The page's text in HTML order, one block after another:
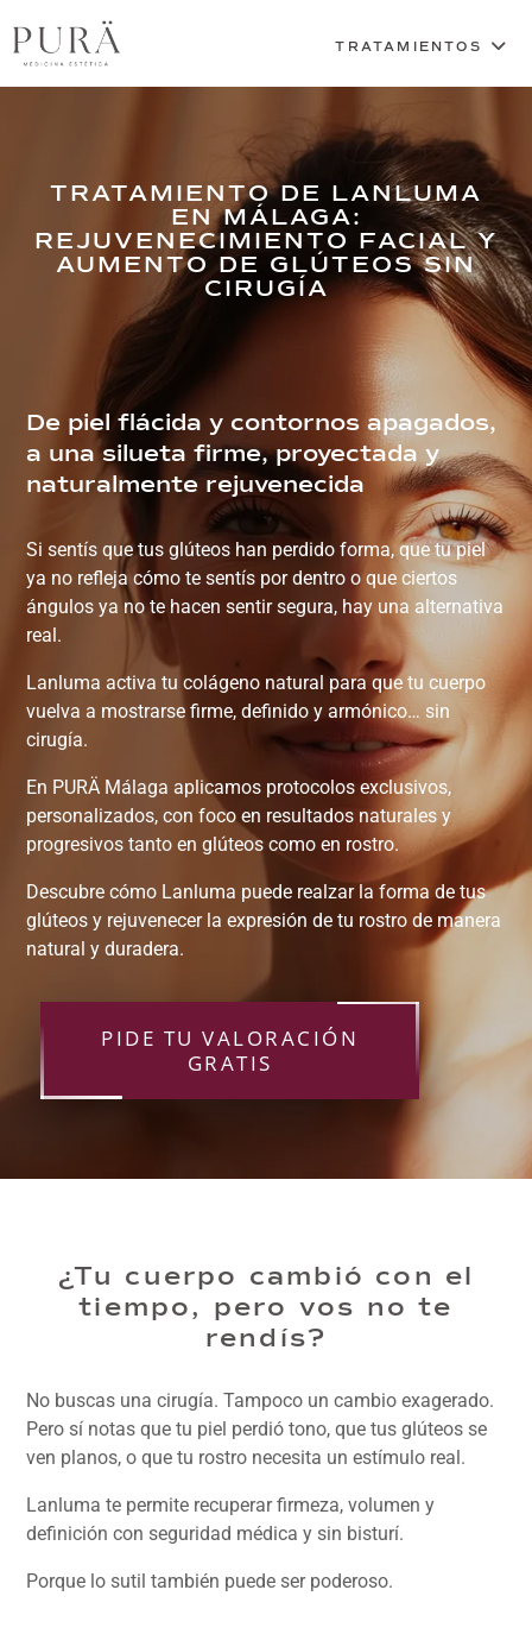
TRATAMIENTO DE LANLUMA
EN MÁLAGA:
REJUVENECIMIENTO FACIAL Y
AUMENTO DE GLÚTEOS SIN
CIRUGÍA
De piel flácida y contornos apagados,
a una silueta firme, proyectada y
naturalmente rejuvenecida
Si sentís que tus glúteos han perdido forma, que tu piel
ya no refleja cómo te sentís por dentro o que ciertos
ángulos ya no te hacen sentir segura, hay una alternativa
real.
Lanluma activa tu colágeno natural para que tu cuerpo
vuelva a mostrarse firme, definido y armónico… sin
cirugía.
En PURÄ Málaga aplicamos protocolos exclusivos,
personalizados, con foco en resultados naturales y
progresivos tanto en glúteos como en rostro.
Descubre cómo Lanluma puede realzar la forma de tus
glúteos y rejuvenecer la expresión de tu rostro de manera
natural y duradera.
PIDE TU VALORACIÓN
GRATIS
¿Tu cuerpo cambió con el
tiempo, pero vos no te
rendís?
No buscas una cirugía. Tampoco un cambio exagerado.
Pero sí notas que tu piel perdió tono, que tus glúteos se
ven planos, o que tu rostro necesita un estímulo real.
Lanluma te permite recuperar firmeza, volumen y
definición con seguridad médica y sin bisturí.
Porque lo sutil también puede ser poderoso.